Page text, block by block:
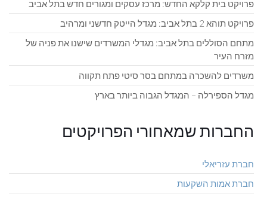
פרויקט בית קלקא החדש: מרכז עסקים ומגורים חדש בתל אביב
פרויקט תוהא 2 בתל אביב: מגדל הייטק חדשני ומרהיב
מתחם הסוללים בתל אביב: מגדלי המשרדים שישנו את פניה של
מזרח העיר
משרדים להשכרה במתחם בסר סיטי פתח תקווה
מגדל הספירלה – המגדל הגבוה ביותר בארץ
החברות שמאחורי הפרויקטים
חברת עזריאלי
חברת אמות השקעות